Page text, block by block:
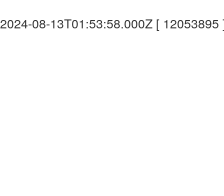
2024-08-13T01:53:58.000Z [ 12053895